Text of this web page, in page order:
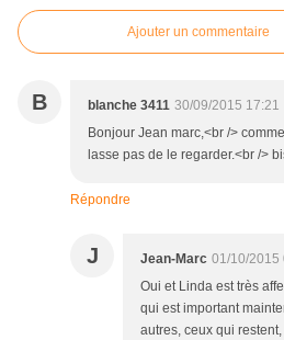
Ajouter un commentaire
B blanche 3411 30/09/2015 17:21
Bonjour Jean marc,<br />
lasse pas de le regarder.<br />
Répondre
J Jean-Marc 01/10/2015
Oui et Linda est très
qui est important
autres, ceux qui